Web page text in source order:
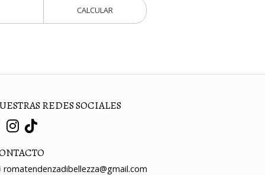
CALCULAR
REDES SOCIALES
romatendenzadibellezza@gmail.com